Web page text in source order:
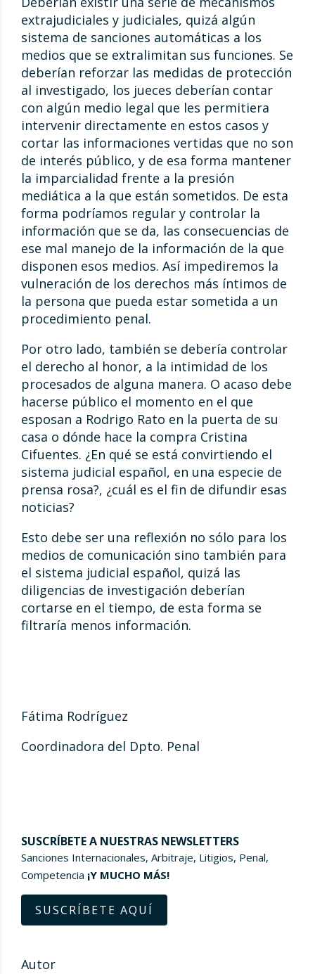
extrajudiciales y judiciales, quizá algún
sistema de sanciones automáticas a los
medios que se extralimitan sus funciones. Se
deberían reforzar las medidas de protección
al investigado, los jueces deberían contar
con algún medio legal que les permitiera
intervenir directamente en estos casos y
cortar las informaciones vertidas que no son
de interés público, y de esa forma mantener
la imparcialidad frente a la presión
mediática a la que están sometidos. De esta
forma podríamos regular y controlar la
información que se da, las consecuencias de
ese mal manejo de la información de la que
disponen esos medios. Así impediremos la
vulneración de los derechos más íntimos de
la persona que pueda estar sometida a un
procedimiento penal.
Por otro lado, también se debería controlar
el derecho al honor, a la intimidad de los
procesados de alguna manera. O acaso debe
hacerse público el momento en el que
esposan a Rodrigo Rato en la puerta de su
casa o dónde hace la compra Cristina
Cifuentes. ¿En qué se está convirtiendo el
sistema judicial español, en una especie de
prensa rosa?, ¿cuál es el fin de difundir esas
noticias?
Esto debe ser una reflexión no sólo para los
medios de comunicación sino también para
el sistema judicial español, quizá las
diligencias de investigación deberían
cortarse en el tiempo, de esta forma se
filtraría menos información.
Fátima Rodríguez
Coordinadora del Dpto. Penal
SUSCRÍBETE A NUESTRAS NEWSLETTERS
Sanciones Internacionales, Arbitraje, Litigios, Penal,
Competencia ¡Y MUCHO MÁS!
SUSCRÍBETE AQUÍ
Autor